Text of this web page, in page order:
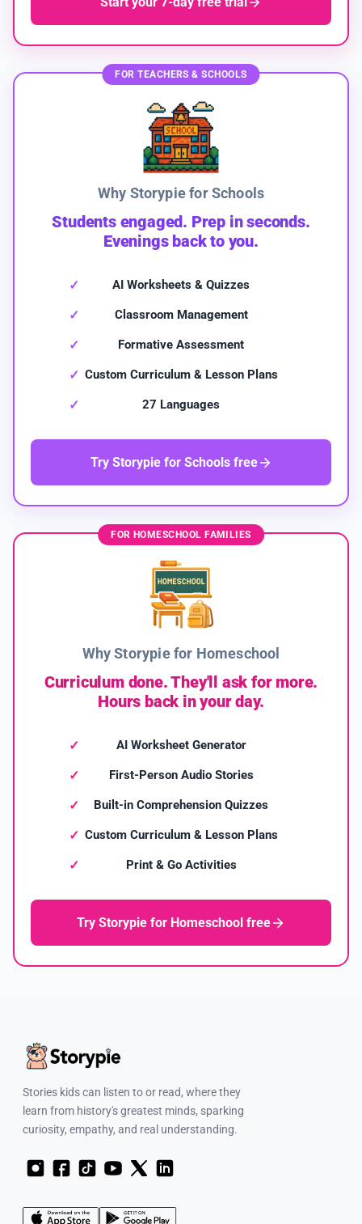
FOR TEACHERS & SCHOOLS
Why Storypie for Schools
Students engaged. Prep in seconds.
Evenings back to you.
AI Worksheets & Quizzes
Classroom Management
Formative Assessment
Custom Curriculum & Lesson Plans
27 Languages
Try Storypie for Schools free
FOR HOMESCHOOL FAMILIES
Why Storypie for Homeschool
Curriculum done. They'll ask for more.
Hours back in your day.
AI Worksheet Generator
First-Person Audio Stories
Built-in Comprehension Quizzes
Custom Curriculum & Lesson Plans
Print & Go Activities
Try Storypie for Homeschool free
Stories kids can listen to or read, where they
learn from history's greatest minds, sparking
curiosity, empathy, and real understanding.